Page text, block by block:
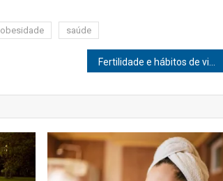
obesidade saúde